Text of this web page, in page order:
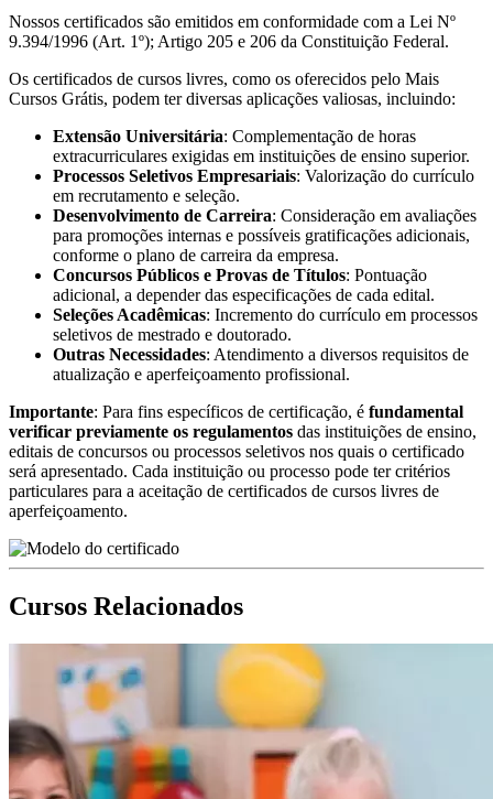
Nossos certificados são emitidos em conformidade com a Lei Nº
9.394/1996 (Art. 1º); Artigo 205 e 206 da Constituição Federal.
Os certificados de cursos livres, como os oferecidos pelo Mais
Cursos Grátis, podem ter diversas aplicações valiosas, incluindo:
Extensão Universitária: Complementação de horas
extracurriculares exigidas em instituições de ensino superior.
Processos Seletivos Empresariais: Valorização do currículo
em recrutamento e seleção.
Desenvolvimento de Carreira: Consideração em avaliações
para promoções internas e possíveis gratificações adicionais,
conforme o plano de carreira da empresa.
Concursos Públicos e Provas de Títulos: Pontuação
adicional, a depender das especificações de cada edital.
Seleções Acadêmicas: Incremento do currículo em processos
seletivos de mestrado e doutorado.
Outras Necessidades: Atendimento a diversos requisitos de
atualização e aperfeiçoamento profissional.
Importante: Para fins específicos de certificação, é fundamental
verificar previamente os regulamentos das instituições de ensino,
editais de concursos ou processos seletivos nos quais o certificado
será apresentado. Cada instituição ou processo pode ter critérios
particulares para a aceitação de certificados de cursos livres de
aperfeiçoamento.
Cursos Relacionados